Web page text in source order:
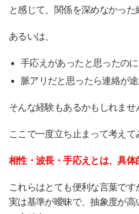
と感じて、関係を深めなかった
あるいは、
手応えがあったと思ったの
脈アリだと思ったら連絡が
そんな経験もあるかもしれませ
ここで一度立ち止まって考えて
相性・波長・手応えとは、具体
これらはとても便利な言葉です
実は基準が曖昧で、抽象度が